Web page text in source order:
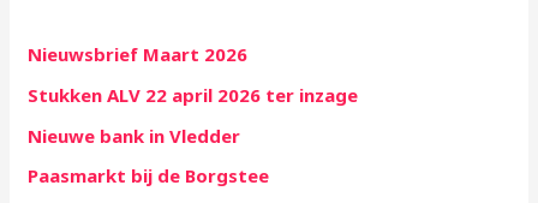
Nieuwsbrief Maart 2026
Stukken ALV 22 april 2026 ter inzage
Nieuwe bank in Vledder
Paasmarkt bij de Borgstee